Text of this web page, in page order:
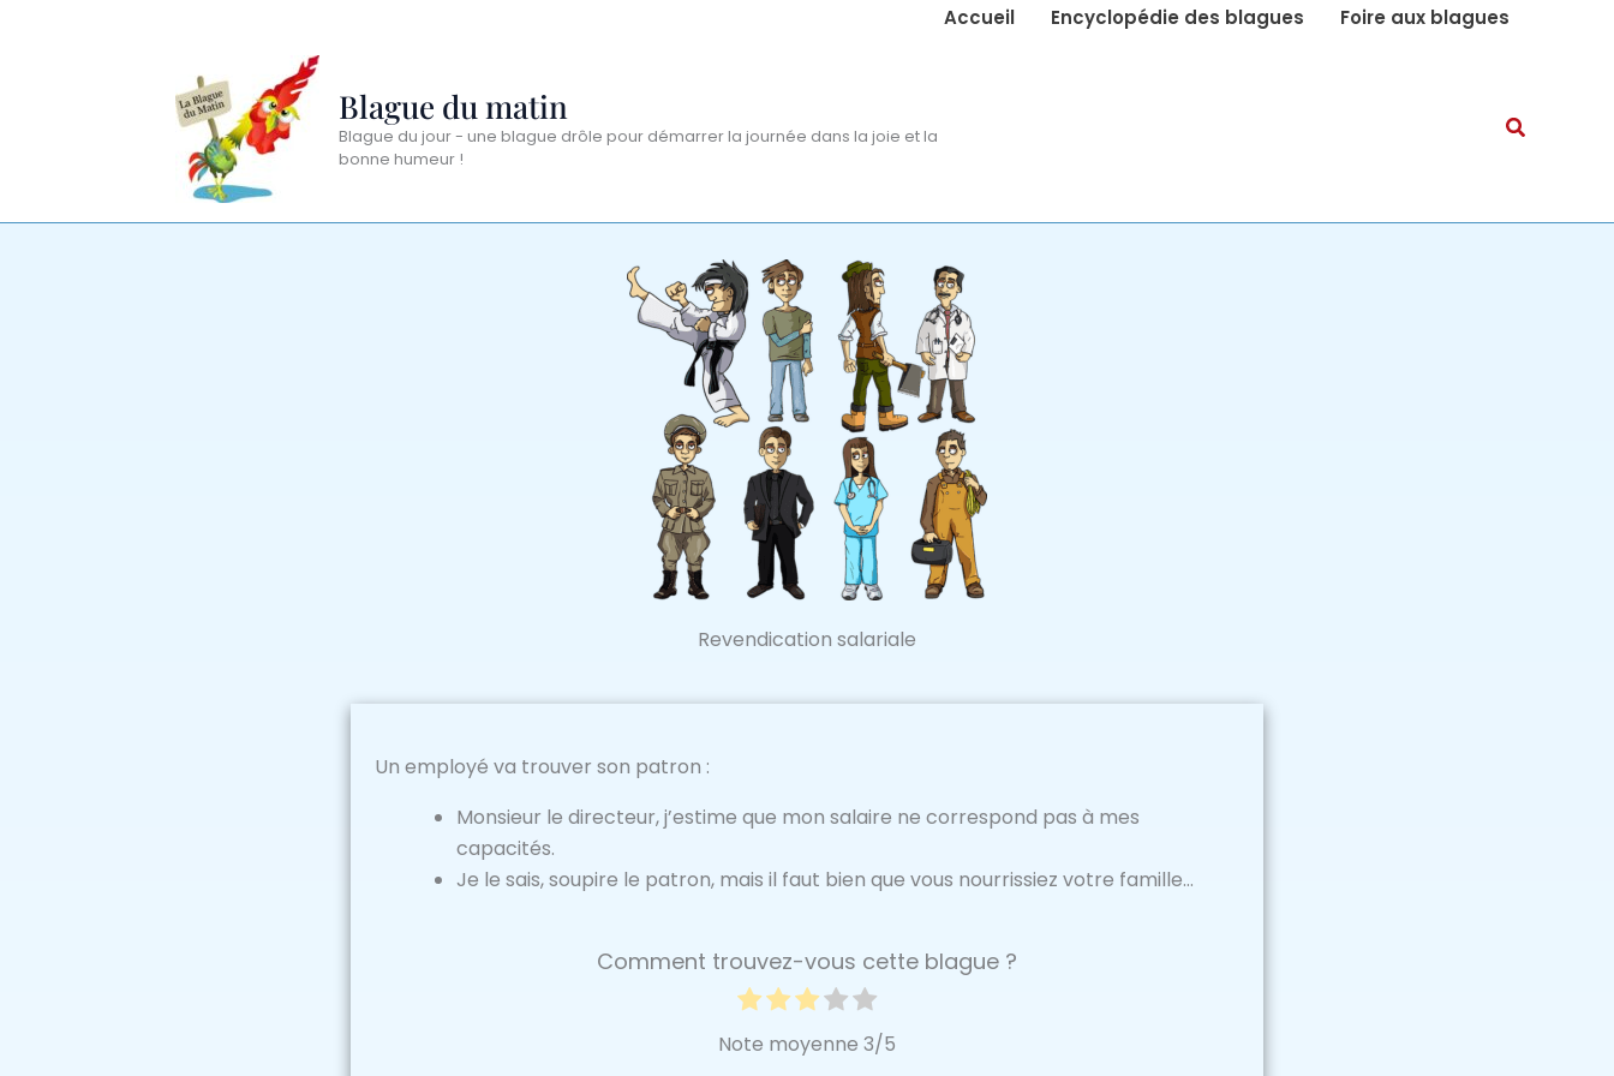
Accueil Encyclopédie des blagues Foire aux blagues
Blague du matin
Blague du jour - une blague drôle pour démarrer la journée dans la joie et la
bonne humeur !
Revendication salariale
Un employé va trouver son patron :
Monsieur le directeur, j’estime que mon salaire ne correspond pas à mes
capacités.
Je le sais, soupire le patron, mais il faut bien que vous nourrissiez votre famille…
Comment trouvez-vous cette blague ?
Note moyenne 3/5